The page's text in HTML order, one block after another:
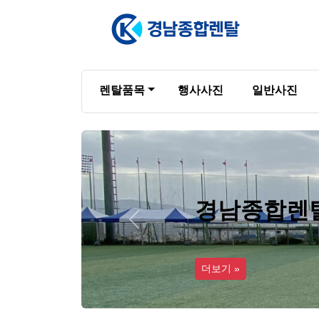
렌탈품목 행사사진 일반사진
경남종합렌
더보기 »
Previous